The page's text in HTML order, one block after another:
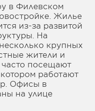
в Филевском
Жилье
из-за развитой
На
крупных
жители и
посещают
работают
Офисы в
на улице